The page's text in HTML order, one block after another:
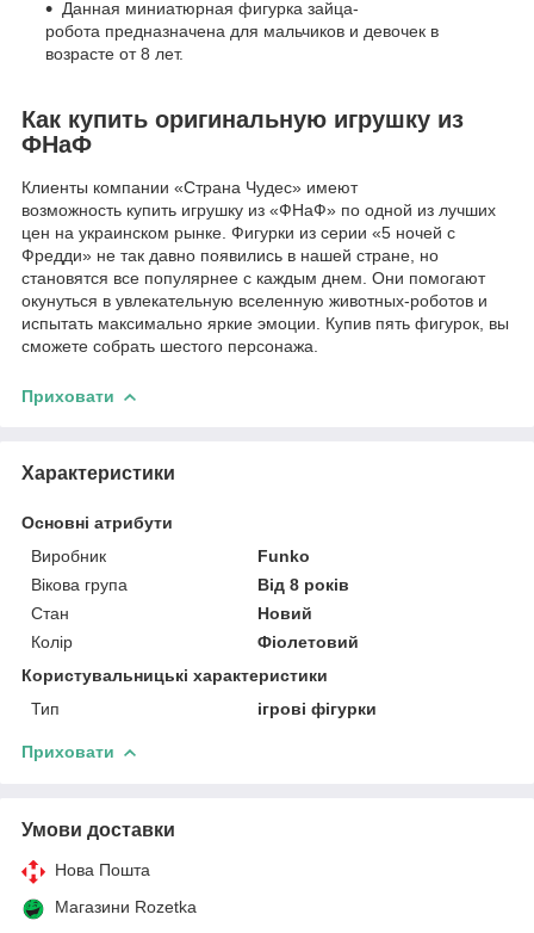
Данная миниатюрная фигурка зайца-
робота предназначена для мальчиков и девочек в
возрасте от 8 лет.
Как купить оригинальную игрушку из
ФНаФ
Клиенты компании «Страна Чудес» имеют
возможность купить игрушку из «ФНаФ» по одной из лучших
цен на украинском рынке. Фигурки из серии «5 ночей с
Фредди» не так давно появились в нашей стране, но
становятся все популярнее с каждым днем. Они помогают
окунуться в увлекательную вселенную животных-роботов и
испытать максимально яркие эмоции. Купив пять фигурок, вы
сможете собрать шестого персонажа.
Приховати
Характеристики
Основні атрибути
Виробник
Funko
Вікова група
Від 8 років
Стан
Новий
Колір
Фіолетовий
Користувальницькі характеристики
Тип
ігрові фігурки
Приховати
Умови доставки
Нова Пошта
Магазини Rozetka